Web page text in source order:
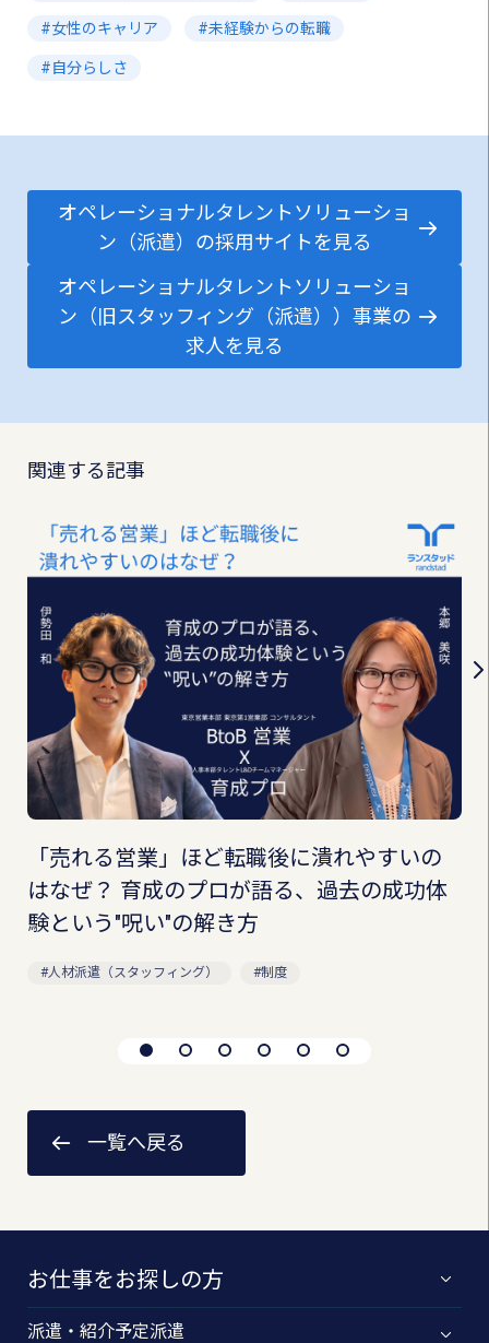
女性のキャリア 未経験からの転職
自分らしさ
オペレーショナルタレントソリューショ
ン（派遣）の採用サイトを見る
オペレーショナルタレントソリューショ
ン（旧スタッフィング（派遣））事業の
求人を見る
関連する記事
「売れる営業」ほど転職後に潰れやすいの
はなぜ？ 育成のプロが語る、過去の成功体
験という"呪い"の解き方
人材派遣（スタッフィング） 制度
一覧へ戻る
お仕事をお探しの方
派遣・紹介予定派遣